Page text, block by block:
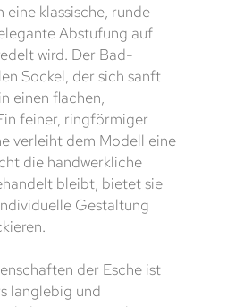
eine klassische, runde
Abstufung auf
wird. Der Bad-
Sockel, der sich sanft
einen flachen,
feiner, ringförmiger
verleiht dem Modell eine
die handwerkliche
bleibt, bietet sie
Gestaltung
der Esche ist
langlebig und